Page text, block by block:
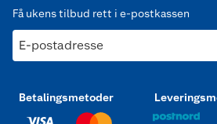
Få ukens tilbud rett i e-postkassen
E-postadresse
Betalingsmetoder